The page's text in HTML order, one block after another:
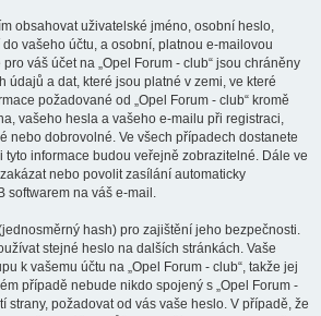
obsahovat uživatelské jméno, osobní heslo,
vašeho účtu, a osobní, platnou e-mailovou
váš účet na „Opel Forum - club“ jsou chráněny
údajů a dat, které jsou platné v zemi, ve které
požadované od „Opel Forum - club“ kromě
vašeho hesla a vašeho e-mailu při registraci,
nebo dobrovolné. Ve všech případech dostanete
tyto informace budou veřejně zobrazitelné. Dále ve
nebo povolit zasílání automaticky
softwarem na váš e-mail.
hash) pro zajištění jeho bezpečnosti.
stejné heslo na dalších stránkách. Vaše
k vašemu účtu na „Opel Forum - club“, takže jej
případě nebude nikdo spojený s „Opel Forum -
strany, požadovat od vás vaše heslo. V případě, že